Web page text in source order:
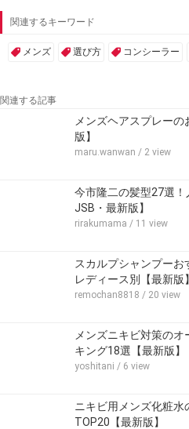
関連するキーワード
メンズ 選び方 コンシーラー
関連する記事
メンズヘアスプレー
版】
maru.wanwan / 2 view
今市隆二の髪型27選
JSB・最新版】
rirakumama / 11 view
スカルプシャンプーお
レディース別【最新版】
remochan8818 / 20 view
メンズニキビ対策の
キング18選【最新版】
yoshitani / 6 view
ニキビ用メンズ化粧
TOP20【最新版】